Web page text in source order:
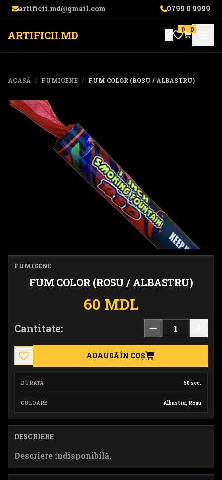
artificii.md@gmail.com 0799 0 9999
ARTIFICII.MD 0 0
ACASĂ / FUMIGENE / FUM COLOR (ROSU / ALBASTRU)
FUMIGENE
FUM COLOR (ROSU / ALBASTRU)
60 MDL
Cantitate:
ADAUGĂ ÎN COȘ
DURATA 50 sec.
CULOARE Albastru, Roșu
DESCRIERE
Descriere indisponibilă.